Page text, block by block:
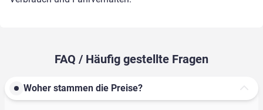
FAQ / Häufig gestellte Fragen
Woher stammen die Preise?